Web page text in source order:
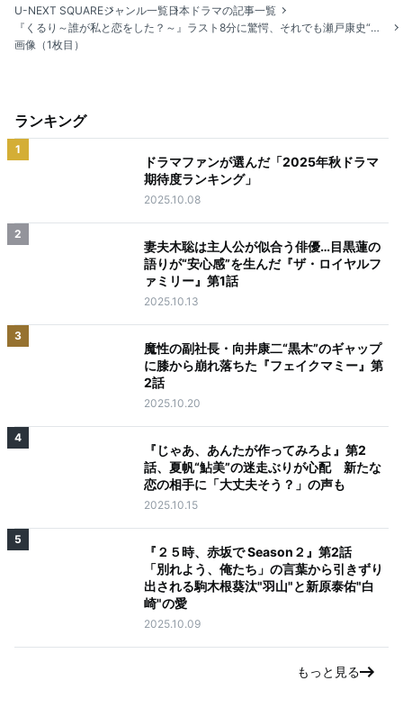
U-NEXT SQUAREジャンル一覧日本ドラマの記事一覧
『くるり～誰が私と恋をした？～』ラスト8分に驚愕、それでも瀬戸康史“公太郎”がストーカーとは思えない理由
画像（1枚目）
ランキング
1
ドラマファンが選んだ「2025年秋ドラマ
期待度ランキング」
2025.10.08
2
妻夫木聡は主人公が似合う俳優…目黒蓮の
語りが“安心感”を生んだ『ザ・ロイヤルフ
ァミリー』第1話
2025.10.13
3
魔性の副社長・向井康二“黒木”のギャップ
に膝から崩れ落ちた『フェイクマミー』第
2話
2025.10.20
4
『じゃあ、あんたが作ってみろよ』第2
話、夏帆“鮎美”の迷走ぶりが心配 新たな
恋の相手に「大丈夫そう？」の声も
2025.10.15
5
『２５時、赤坂で Season２』第2話
「別れよう、俺たち」の言葉から引きずり
出される駒木根葵汰"羽山"と新原泰佑"白
崎"の愛
2025.10.09
もっと見る